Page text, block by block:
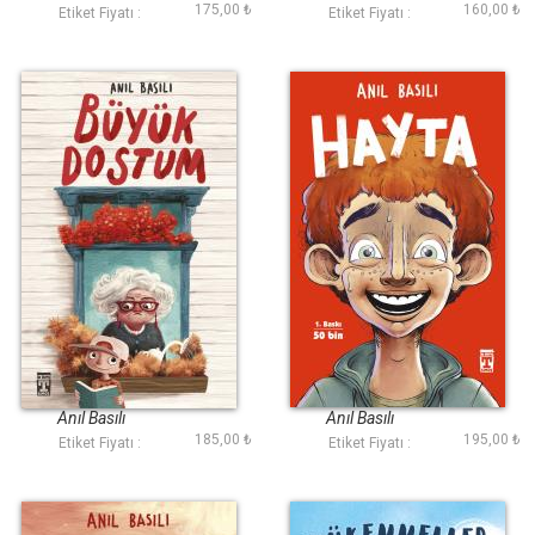
Etiket Fiyatı : 175,00 ₺ Etiket Fiyatı : 160,00 ₺
Büyük Dostum
Anıl Basılı
Etiket Fiyatı : 185,00 ₺
Hayta
Anıl Basılı
Etiket Fiyatı : 195,00 ₺